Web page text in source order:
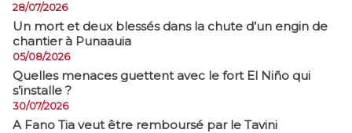
28/07/2026
​Un mort et deux blessés dans la chute d’un engin de
chantier à Punaauia
05/08/2026
Quelles menaces guettent avec le fort El Niño qui
s’installe ?
30/07/2026
A Fano Tia veut être remboursé par le Tavini